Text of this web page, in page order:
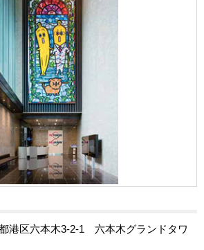
港区六本木3-2-1 六本木グランドタワ